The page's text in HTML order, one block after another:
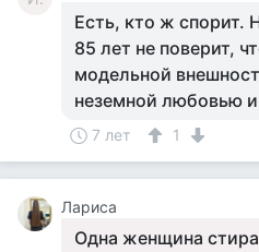
Есть, кто ж спорит.
85 лет не поверит,
модельной
неземной любовью
7 лет 1
Лариса
Одна женщина